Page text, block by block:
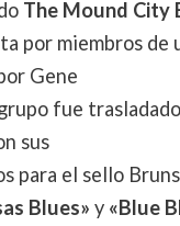
The Mound City
por miembros de
Gene
fue
sus
para el sello
Blues» y «Blue